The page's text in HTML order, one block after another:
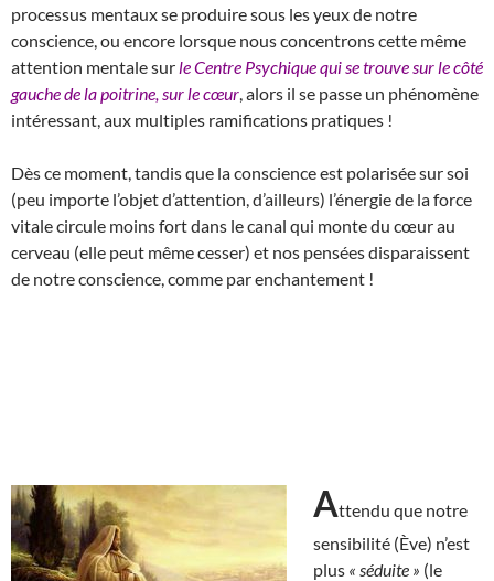
processus mentaux se produire sous les yeux de notre
conscience, ou encore lorsque nous concentrons cette même
attention mentale sur le Centre Psychique qui se trouve sur le côté
gauche de la poitrine, sur le cœur , alors il se passe un phénomène
intéressant, aux multiples ramifications pratiques !
Dès ce moment, tandis que la conscience est polarisée sur soi
(peu importe l’objet d’attention, d’ailleurs) l’énergie de la force
vitale circule moins fort dans le canal qui monte du cœur au
cerveau (elle peut même cesser) et nos pensées disparaissent
de notre conscience, comme par enchantement !
Attendu que notre
sensibilité (Ève) n’est
plus « séduite » (le